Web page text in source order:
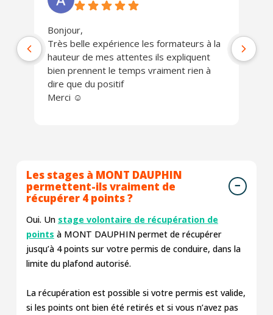
Bonjour,
Très belle expérience les formateurs à la
hauteur de mes attentes ils expliquent
bien prennent le temps vraiment rien à
dire que du positif
Merci ☺️
Les stages à MONT DAUPHIN
permettent-ils vraiment de
récupérer 4 points ?
Oui. Un stage volontaire de récupération de
points à MONT DAUPHIN permet de récupérer
jusqu’à 4 points sur votre permis de conduire, dans la
limite du plafond autorisé.
La récupération est possible si votre permis est valide,
si les points ont bien été retirés et si vous n’avez pas